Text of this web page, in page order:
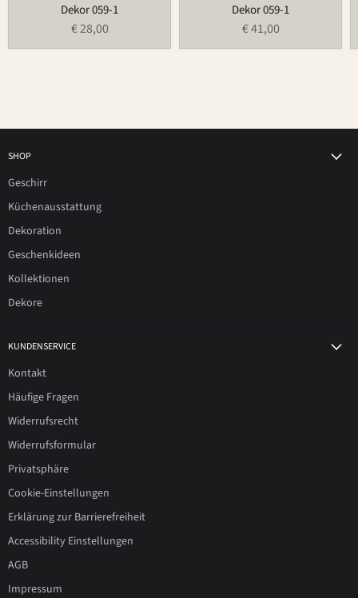
Dekor 059-1
€ 28,00
Dekor 059-1
€ 41,00
SHOP
Geschirr
Küchenausstattung
Dekoration
Geschenkideen
Kollektionen
Dekore
KUNDENSERVICE
Kontakt
Häufige Fragen
Widerrufsrecht
Widerrufsformular
Privatsphäre
Cookie-Einstellungen
Erklärung zur Barrierefreiheit
Accessibility Einstellungen
AGB
Impressum